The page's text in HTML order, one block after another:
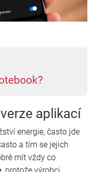
aplikací
energie, často jde
a tím se jejich
mít vždy co